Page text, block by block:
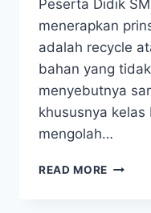
Peserta Didik
menerapkan
adalah recycle
bahan yang
menyebutnya
khususnya kelas
mengolah…
READ MORE TETAP